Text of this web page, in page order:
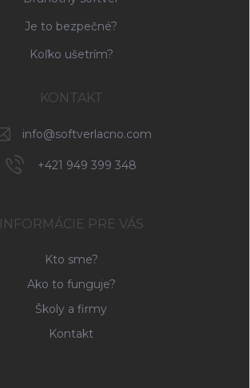
Je to bezpečné?
Koľko ušetrím?
KONTAKT
info@softverlacno.com
+421 949 399 348
INFORMÁCIE PRE VÁS
Kto sme?
Ako to funguje?
Školy a firmy
Kontakt